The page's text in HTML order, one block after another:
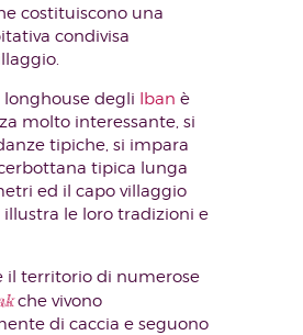
costituiscono una
condivisa
degli Iban è
molto interessante, si
tipiche, si impara
tipica lunga
ed il capo villaggio
illustra le loro tradizioni e
il territorio di numerose
che vivono
di caccia e seguono